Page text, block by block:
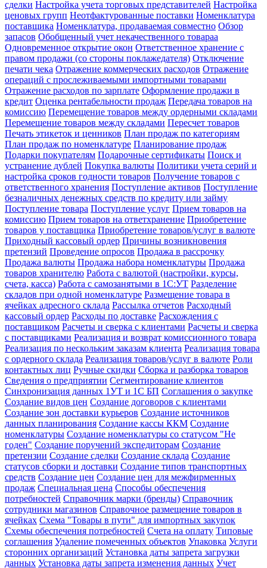
сделки Настройка учета торговых представителей Настройка
ценовых групп Неотфактурованные поставки Номенклатура
поставщика Номенклатура, продаваемая совместно Обзор
запасов Обобщенный учет некачественного товараа
Одновременное открытие окон Ответственное хранение с
правом продажи (со стороны поклажедателя) Отключение
печати чека Отражение коммерческих расходов Отражение
операций с прослеживаемыми импортными товарами
Отражение расходов по зарплате Оформление продажи в
кредит Оценка рентабельности продаж Передача товаров на
комиссию Перемещение товаров между ордерными складами
Перемещение товаров между складами Пересчет товаров
Печать этикеток и ценников План продаж по категориям
План продаж по номенклатуре Планирование продаж
Подарки покупателям Подарочные сертификаты Поиск и
устранение дублей Покупка валюты Политики учета серий и
настройка сроков годности товаров Получение товаров с
ответственного хранения Поступление активов Поступление
безналичных денежных средств по кредиту или займу
Поступление товара Поступление услуг Прием товаров на
комиссию Прием товаров на ответхранение Приобретение
товаров у поставщика Приобретение товаров/услуг в валюте
Приходный кассовый ордер Причины возникновения
претензий Проведение опросов Продажа в рассрочку
Продажа валюты Продажа набора номенклатуры Продажа
товаров хранителю Работа с валютой (настройки, курсы,
счета, касса) Работа с самозанятыми в 1С:УТ Разделение
складов при одной номенклатуре Размещение товара в
ячейках адресного склада Рассылка отчетов Расходный
кассовый ордер Расходы по доставке Расхождения с
поставщиком Расчеты и сверка с клиентами Расчеты и сверка
с поставщиками Реализация и возврат комиссионного товара
Реализация по нескольким заказам клиента Реализация товара
с ордерного склада Реализация товаров/услуг в валюте Роли
контактных лиц Ручные скидки Сборка и разборка товаров
Сведения о предприятии Сегментирование клиентов
Синхронизация данных 1УТ и 1С БП Соглашения о закупке
Создание видов цен Создание договоров с клиентами
Создание зон доставки курьеров Создание источников
данных планирования Создание кассы ККМ Создание
номенклатуры Создание номенклатуры со статусом "Не
годен" Создание поручений экспедиторам Создание
претензии Создание сделки Создание склада Создание
статусов сборки и доставки Создание типов транспортных
средств Создание цен Создание цен для межфирменных
продаж Специальная цена Способы обеспечения
потребностей Справочник марки (бренды) Справочник
сотрудники магазинов Справочное размещение товаров в
ячейках Схема "Товары в пути" для импортных закупок
Схемы обеспечения потребностей Счета на оплату Типовые
соглашения Удаление помеченных объектов Упаковка Услуги
сторонних организаций Установка даты запрета загрузки
данных Установка даты запрета изменения данных Учет